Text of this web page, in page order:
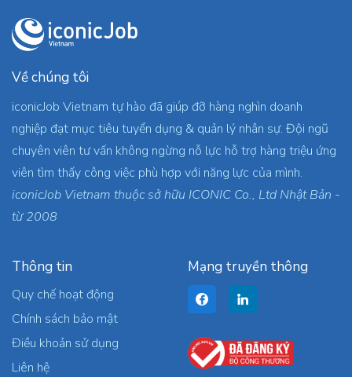
Về chúng tôi
iconicJob Vietnam tự hào đã giúp đỡ hàng nghìn doanh
nghiệp đạt mục tiêu tuyển dụng & quản lý nhân sự. Đội ngũ
chuyên viên tư vấn không ngừng nỗ lực hỗ trợ hàng triệu ứng
viên tìm thấy công việc phù hợp với năng lực của mình.
iconicJob Vietnam thuộc sở hữu ICONIC Co., Ltd Nhật Bản -
từ 2008
Thông tin
Quy chế hoạt động
Chính sách bảo mật
Điều khoản sử dụng
Liên hệ
Mạng truyền thông